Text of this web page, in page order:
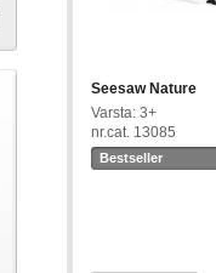
Seesaw Nature
Varsta: 3+
nr.cat. 13085
Bestseller